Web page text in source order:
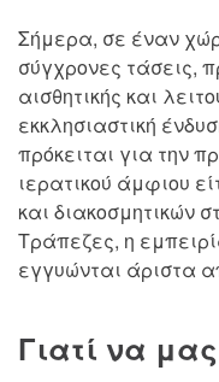
Σήμερα, σε έναν
σύγχρονες τάσεις,
αισθητικής και
εκκλησιαστική
πρόκειται για την
ιερατικού άμφιου
και διακοσμητικών
Τράπεζες, η
εγγυώνται άριστα
Γιατί να